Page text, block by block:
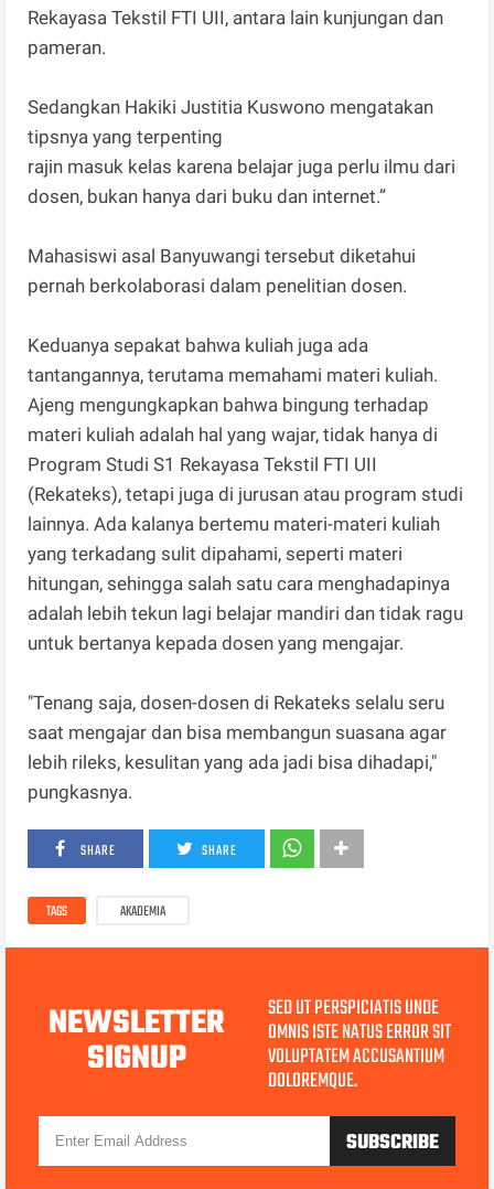
Rekayasa Tekstil FTI UII, antara lain kunjungan dan
pameran.
Sedangkan Hakiki Justitia Kuswono mengatakan
tipsnya yang terpenting
rajin masuk kelas karena belajar juga perlu ilmu dari
dosen, bukan hanya dari buku dan internet.”
Mahasiswi asal Banyuwangi tersebut diketahui
pernah berkolaborasi dalam penelitian dosen.
Keduanya sepakat bahwa kuliah juga ada
tantangannya, terutama memahami materi kuliah.
Ajeng mengungkapkan bahwa bingung terhadap
materi kuliah adalah hal yang wajar, tidak hanya di
Program Studi S1 Rekayasa Tekstil FTI UII
(Rekateks), tetapi juga di jurusan atau program studi
lainnya. Ada kalanya bertemu materi-materi kuliah
yang terkadang sulit dipahami, seperti materi
hitungan, sehingga salah satu cara menghadapinya
adalah lebih tekun lagi belajar mandiri dan tidak ragu
untuk bertanya kepada dosen yang mengajar.
"Tenang saja, dosen-dosen di Rekateks selalu seru
saat mengajar dan bisa membangun suasana agar
lebih rileks, kesulitan yang ada jadi bisa dihadapi,"
pungkasnya.
SHARE SHARE
TAGS AKADEMIA
NEWSLETTER
SIGNUP
SED UT PERSPICIATIS UNDE
OMNIS ISTE NATUS ERROR SIT
VOLUPTATEM ACCUSANTIUM
DOLOREMQUE.